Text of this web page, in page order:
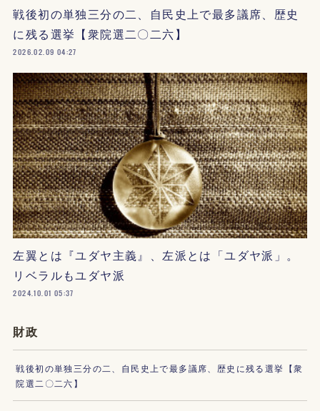
戦後初の単独三分の二、自民史上で最多議席、歴史
に残る選挙【衆院選二〇二六】
2026.02.09 04:27
左翼とは『ユダヤ主義』、左派とは「ユダヤ派」。
リベラルもユダヤ派
2024.10.01 05:37
財政
戦後初の単独三分の二、自民史上で最多議席、歴史に残る選挙【衆
院選二〇二六】